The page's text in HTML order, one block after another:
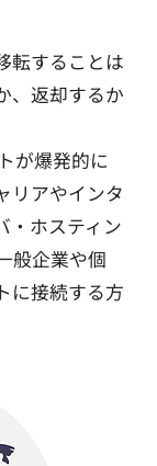
転することは
、返却するか
が爆発的に
リアやインタ
・ホスティン
般企業や個
に接続する方